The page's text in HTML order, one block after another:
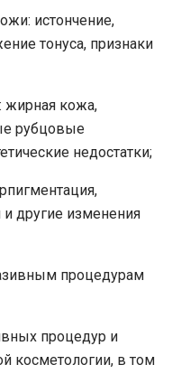
истончение,
тонуса, признаки
жирная кожа,
рубцовые
недостатки;
другие изменения
процедурам
процедур и
косметологии, в том